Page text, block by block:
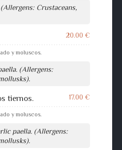
Crustaceans,
20.00 €
y moluscos.
(Allergens:
tiernos. 17.00 €
y moluscos.
paella. (Allergens: